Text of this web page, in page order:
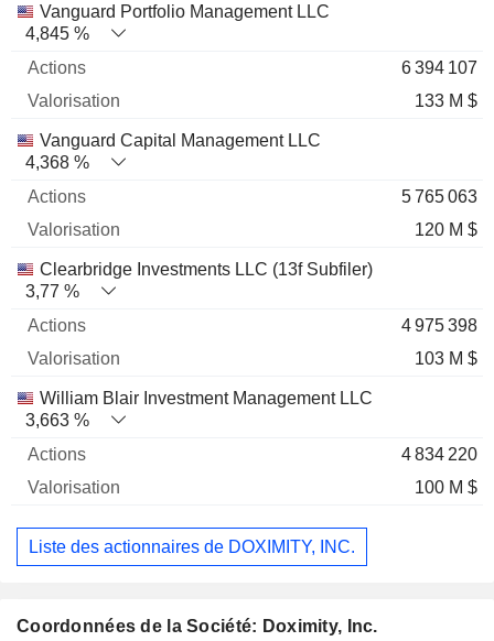
Vanguard Portfolio Management LLC
4,845 %
6 394 107
133 M $
Vanguard Capital Management LLC
4,368 %
5 765 063
120 M $
Clearbridge Investments LLC (13f Subfiler)
3,77 %
4 975 398
103 M $
William Blair Investment Management LLC
3,663 %
4 834 220
100 M $
Liste des actionnaires de DOXIMITY, INC.
Coordonnées de la Société: Doximity, Inc.